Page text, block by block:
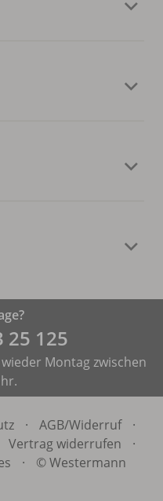
25 125
Montag zwischen
· AGB/Widerruf
·
Vertrag widerrufen
·
· © Westermann